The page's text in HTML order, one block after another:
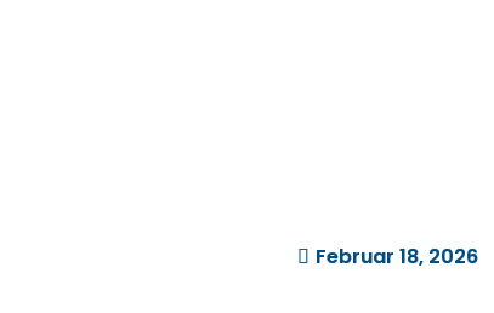
Februar 18, 2026